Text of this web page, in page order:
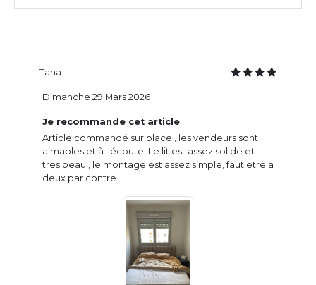
Taha
Je recommande cet article
Article commandé sur place , les vendeurs sont
aimables et à l'écoute. Le lit est assez solide et
tres beau , le montage est assez simple, faut etre a
deux par contre.
Dimanche 29 Mars 2026